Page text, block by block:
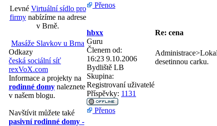
Levné Virtuální sídlo pro
firmynabízíme na adrese
v Brně.
Masáže Slavkov u Brna
Odkazy
česká sociální síť
rexVoX.com
Informace a projekty na
rodinné domy naleznete
v našem blogu.
Navštívit můžete také
pasivní rodinné domy -
Přenos
hbxx
Re: cena
Guru
Členem od:
16:23 9.10.2006
Bydliště LB
Skupina:
Registrovaní uživatelé
Příspěvky: 1131
desetinnou carku.
Přenos